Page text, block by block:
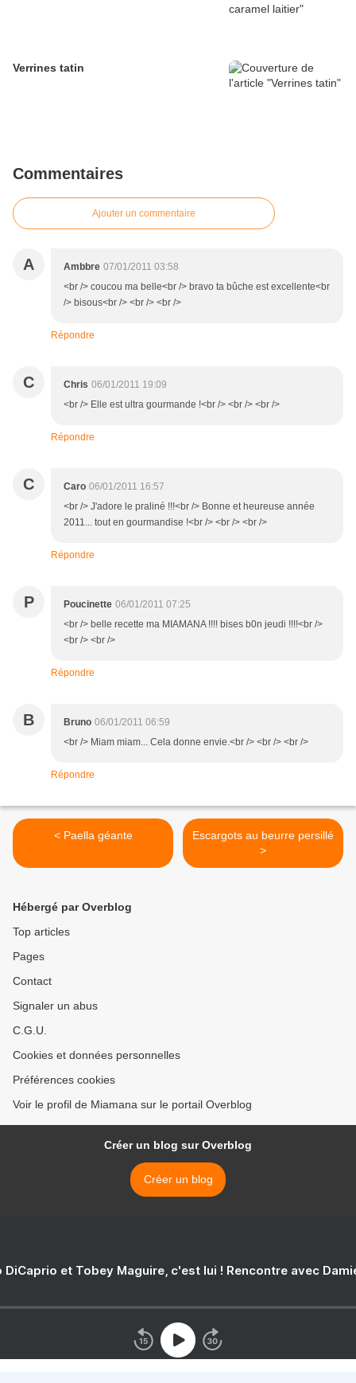
Verrines tatin
Commentaires
Ajouter un commentaire
A Ambbre 07/01/2011 03:58
<br /> coucou ma belle<br /> bravo ta bûche est excellente<br
/> bisous<br /> <br /> <br />
Répondre
C Chris 06/01/2011 19:09
<br /> Elle est ultra gourmande !<br /> <br /> <br />
Répondre
C Caro 06/01/2011 16:57
<br /> J'adore le praliné !!!<br /> Bonne et heureuse année
2011... tout en gourmandise !<br /> <br /> <br />
Répondre
P Poucinette 06/01/2011 07:25
<br /> belle recette ma MIAMANA !!!! bises b0n jeudi !!!!<br />
<br /> <br />
Répondre
B Bruno 06/01/2011 06:59
<br /> Miam miam... Cela donne envie.<br /> <br /> <br />
Répondre
< Paella géante
Escargots au beurre persillé
>
Hébergé par Overblog
Top articles
Pages
Contact
Signaler un abus
C.G.U.
Cookies et données personnelles
Préférences cookies
Voir le profil de Miamana sur le portail Overblog
Créer un blog sur Overblog
Créer un blog
DiCaprio et Tobey Maguire, c'est lui ! Rencontre avec